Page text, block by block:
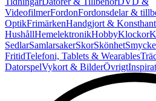
VideofilmerFordonFordonsdelar &
OptikFrimärkenHandgjort &
HushållHemelektronikHobbyKlockor
SedlarSamlarsakerSkorSkönhet
FritidTelefoni, Tablets & Wearables
DatorspelVykort & BilderÖvrigt